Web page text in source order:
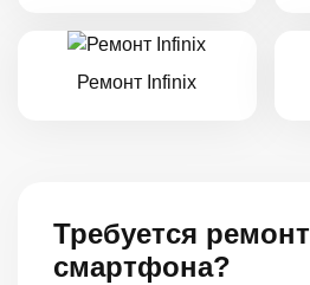
Ремонт Infinix
Требуется ремонт
смартфона?